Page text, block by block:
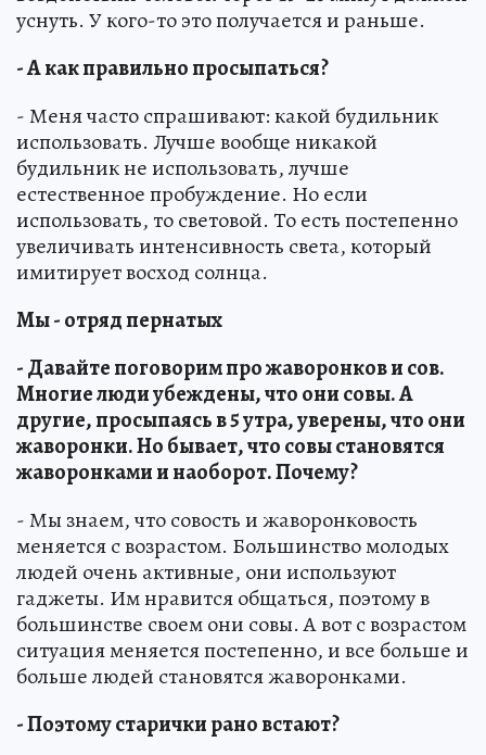
уснуть. У кого-то это получается и раньше.
- А как правильно просыпаться?
- Меня часто спрашивают: какой будильник
использовать. Лучше вообще никакой
будильник не использовать, лучше
естественное пробуждение. Но если
использовать, то световой. То есть постепенно
увеличивать интенсивность света, который
имитирует восход солнца.
Мы - отряд пернатых
- Давайте поговорим про жаворонков и сов.
Многие люди убеждены, что они совы. А
другие, просыпаясь в 5 утра, уверены, что они
жаворонки. Но бывает, что совы становятся
жаворонками и наоборот. Почему?
- Мы знаем, что совость и жаворонковость
меняется с возрастом. Большинство молодых
людей очень активные, они используют
гаджеты. Им нравится общаться, поэтому в
большинстве своем они совы. А вот с возрастом
ситуация меняется постепенно, и все больше и
больше людей становятся жаворонками.
- Поэтому старички рано встают?